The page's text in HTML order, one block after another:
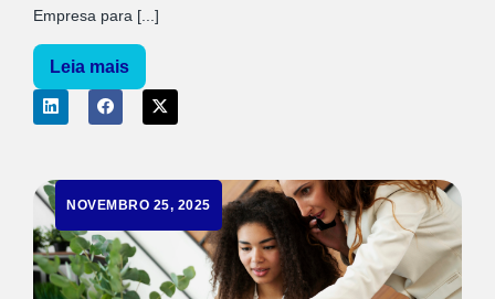
Empresa para [...]
Leia mais
NOVEMBRO 25, 2025